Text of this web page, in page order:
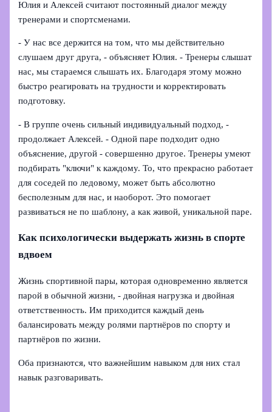
Юлия и Алексей считают постоянный диалог между
тренерами и спортсменами.
- У нас все держится на том, что мы действительно
слушаем друг друга, - объясняет Юлия. - Тренеры слышат
нас, мы стараемся слышать их. Благодаря этому можно
быстро реагировать на трудности и корректировать
подготовку.
- В группе очень сильный индивидуальный подход, -
продолжает Алексей. - Одной паре подходит одно
объяснение, другой - совершенно другое. Тренеры умеют
подбирать "ключи" к каждому. То, что прекрасно работает
для соседей по ледовому, может быть абсолютно
бесполезным для нас, и наоборот. Это помогает
развиваться не по шаблону, а как живой, уникальной паре.
Как психологически выдержать жизнь в спорте
вдвоем
Жизнь спортивной пары, которая одновременно является
парой в обычной жизни, - двойная нагрузка и двойная
ответственность. Им приходится каждый день
балансировать между ролями партнёров по спорту и
партнёров по жизни.
Оба признаются, что важнейшим навыком для них стал
навык разговаривать.